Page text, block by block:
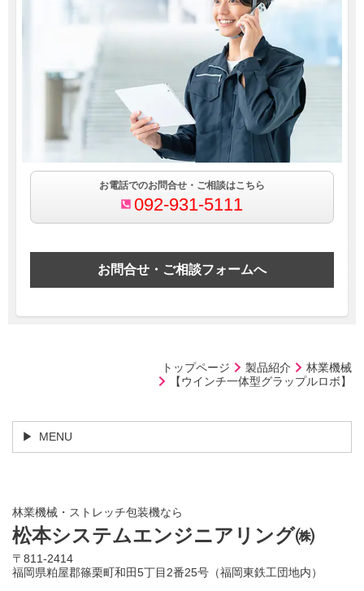
お電話でのお問合せ・ご相談はこちら
092-931-5111
お問合せ・ご相談フォームへ
トップページ 製品紹介
林業機械
【ウインチ一体型グラップルロボ】
MENU
林業機械・ストレッチ包装機なら
松本システムエンジニアリング㈱
〒811-2414
福岡県粕屋郡篠栗町和田5丁目2番25号（福岡東鉄工団地内）